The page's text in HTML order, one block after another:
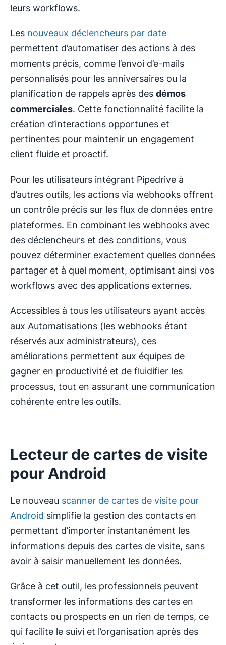
leurs workflows.
Les nouveaux déclencheurs par date
permettent d’automatiser des actions à des
moments précis, comme l’envoi d’e-mails
personnalisés pour les anniversaires ou la
planification de rappels après des démos
commerciales. Cette fonctionnalité facilite la
création d’interactions opportunes et
pertinentes pour maintenir un engagement
client fluide et proactif.
Pour les utilisateurs intégrant Pipedrive à
d’autres outils, les actions via webhooks offrent
un contrôle précis sur les flux de données entre
plateformes. En combinant les webhooks avec
des déclencheurs et des conditions, vous
pouvez déterminer exactement quelles données
partager et à quel moment, optimisant ainsi vos
workflows avec des applications externes.
Accessibles à tous les utilisateurs ayant accès
aux Automatisations (les webhooks étant
réservés aux administrateurs), ces
améliorations permettent aux équipes de
gagner en productivité et de fluidifier les
processus, tout en assurant une communication
cohérente entre les outils.
Lecteur de cartes de visite
pour Android
Le nouveau scanner de cartes de visite pour
Android simplifie la gestion des contacts en
permettant d’importer instantanément les
informations depuis des cartes de visite, sans
avoir à saisir manuellement les données.
Grâce à cet outil, les professionnels peuvent
transformer les informations des cartes en
contacts ou prospects en un rien de temps, ce
qui facilite le suivi et l’organisation après des